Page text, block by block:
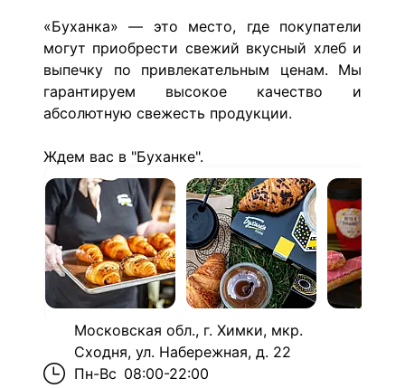
«Буханка» — это место, где покупатели
могут приобрести свежий вкусный хлеб и
выпечку по привлекательным ценам. Мы
гарантируем высокое качество и
абсолютную свежесть продукции.
Ждем вас в "Буханке".
Московская обл., г. Химки, мкр.
Сходня, ул. Набережная, д. 22
Пн-Вс 08:00-22:00